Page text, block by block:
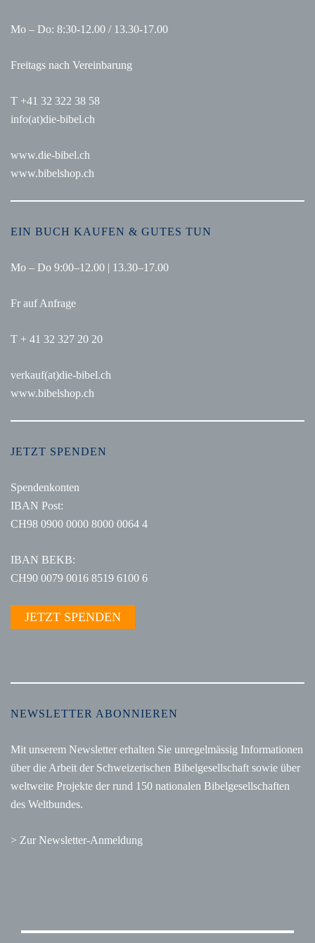
Mo – Do: 8:30-12.00 / 13.30-17.00
Freitags nach Vereinbarung
T +41 32 322 38 58
info(at)die-bibel.ch
www.die-bibel.ch
www.bibelshop.ch
EIN BUCH KAUFEN & GUTES TUN
Mo – Do 9:00–12.00 | 13.30–17.00
Fr auf Anfrage
T + 41 32 327 20 20
verkauf(at)die-bibel.ch
www.bibelshop.ch
JETZT SPENDEN
Spendenkonten
IBAN Post:
CH98 0900 0000 8000 0064 4
IBAN BEKB:
CH90 0079 0016 8519 6100 6
JETZT SPENDEN
NEWSLETTER ABONNIEREN
Mit unserem Newsletter erhalten Sie unregelmässig Informationen
über die Arbeit der Schweizerischen Bibelgesellschaft sowie über
weltweite Projekte der rund 150 nationalen Bibelgesellschaften
des Weltbundes.
> Zur Newsletter-Anmeldung